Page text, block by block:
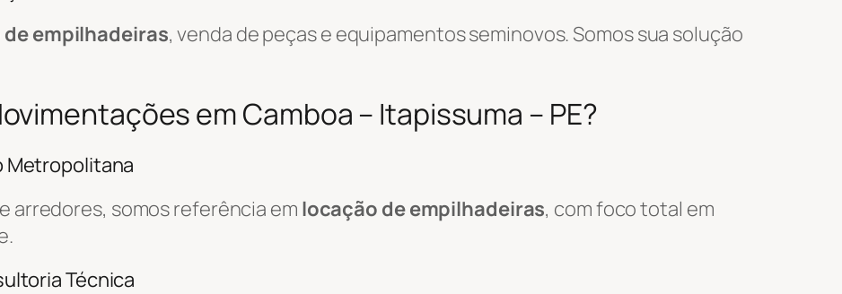
empilhadeiras, venda de peças e equipamentos seminovos. Somos sua solução
em Camboa – Itapissuma – PE?
Metropolitana
e arredores, somos referência em locação de empilhadeiras, com foco total em
Técnica